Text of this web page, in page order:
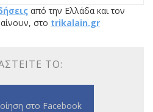
από την Ελλάδα και τον
στο trikalain.gr
ΤΟ:
στο Facebook